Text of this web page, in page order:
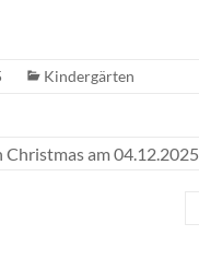
Kindergärten
am 04.12.2025